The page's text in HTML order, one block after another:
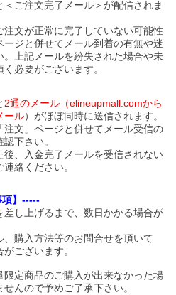
ご注文完了メール＞が配信されま
注文が正常に完了していない可能性
ジと併せてメール到着の有無や迷
上記メールを紛失された場合や未
必要がございます。
2通のメール（elineupmall.comから
ール）がほぼ同時に送信されます。
注文」ページと併せてメール受信の
下さい。
、入金完了メールを受信されない
絡ください。
項】-----
し上げるまで、数日かかる場合が
購入方法等のお問合せを頂いて
ございます。
限定商品のご購入が出来なかった場
んので予めご了承下さい。